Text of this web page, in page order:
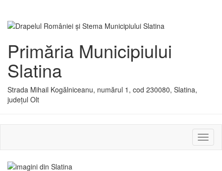
Primăria Municipiului
Slatina
Strada Mihail Kogălniceanu, numărul 1, cod 230080, Slatina,
județul Olt
sau